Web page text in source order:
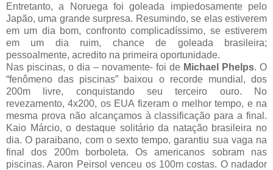
Entretanto, a Noruega foi goleada impiedosamente pelo
Japão, uma grande surpresa. Resumindo, se elas estiverem
em um dia bom, confronto complicadíssimo, se estiverem
em um dia ruim, chance de goleada brasileira;
pessoalmente, acredito na primeira oportunidade.
Nas piscinas, o dia – novamente- foi de Michael Phelps. O
“fenômeno das piscinas” baixou o recorde mundial, dos
200m livre, conquistando seu terceiro ouro. No
revezamento, 4x200, os EUA fizeram o melhor tempo, e na
mesma prova não alcançamos à classificação para a final.
Kaio Márcio, o destaque solitário da natação brasileira no
dia. O paraibano, com o sexto tempo, garantiu sua vaga na
final dos 200m borboleta. Os americanos sobram nas
piscinas. Aaron Peirsol venceu os 100m costas. O nadador